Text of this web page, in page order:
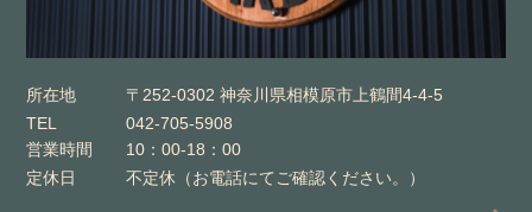
所在地
〒252-0302 神奈川県相模原市上鶴間4-4-5
TEL
042-705-5908
営業時間
10：00-18：00
定休日
不定休（お電話にてご確認ください。）